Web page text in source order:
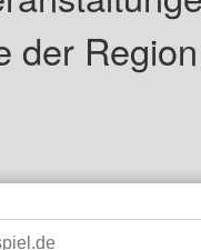
der